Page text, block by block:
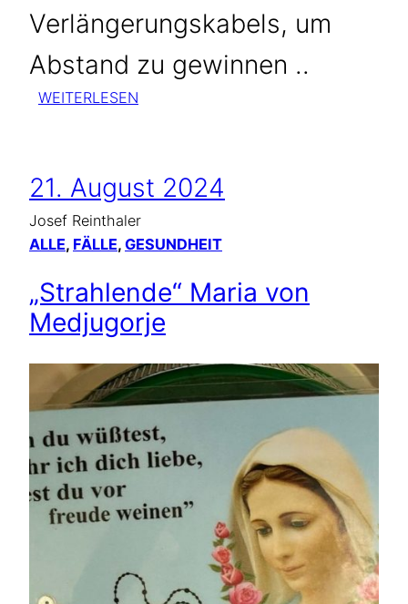
Verlängerungskabels, um
Abstand zu gewinnen ..
WEITERLESEN
VON
NOTEBOOKS
AUSWEICHEN
21. August 2024
Josef Reinthaler
ALLE, FÄLLE, GESUNDHEIT
„Strahlende“ Maria von
Medjugorje